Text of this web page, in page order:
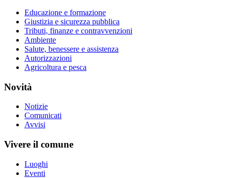
Educazione e formazione
Giustizia e sicurezza pubblica
Tributi, finanze e contravvenzioni
Ambiente
Salute, benessere e assistenza
Autorizzazioni
Agricoltura e pesca
Novità
Notizie
Comunicati
Avvisi
Vivere il comune
Luoghi
Eventi